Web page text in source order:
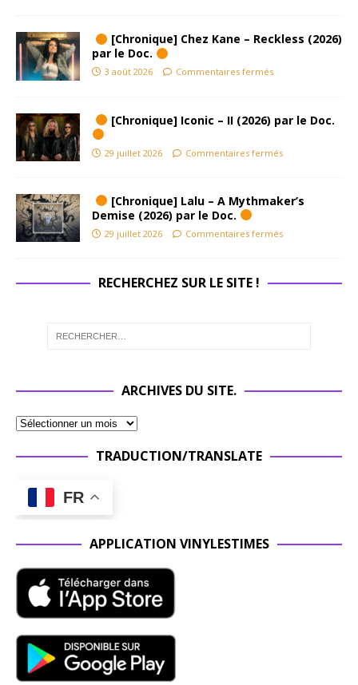
[Chronique] Chez Kane – Reckless (2026)
par le Doc.
3 août 2026 Commentaires fermés
[Chronique] Iconic – II (2026) par le Doc.
29 juillet 2026 Commentaires fermés
[Chronique] Lalu – A Mythmaker’s
Demise (2026) par le Doc.
29 juillet 2026 Commentaires fermés
RECHERCHEZ SUR LE SITE !
ARCHIVES DU SITE.
TRADUCTION/TRANSLATE
FR
APPLICATION VINYLESTIMES